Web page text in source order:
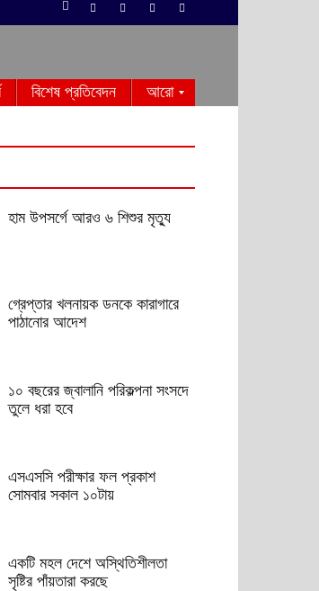
বিশেষ প্রতিবেদন আরো
হাম উপসর্গে আরও ৬ শিশুর মৃত্যু
গ্রেপ্তার খলনায়ক ডনকে কারাগারে
পাঠানোর আদেশ
১০ বছরের জ্বালানি পরিকল্পনা সংসদে
তুলে ধরা হবে
এসএসসি পরীক্ষার ফল প্রকাশ
সোমবার সকাল ১০টায়
একটি মহল দেশে অস্থিতিশীলতা
সৃষ্টির পাঁয়তারা করছে